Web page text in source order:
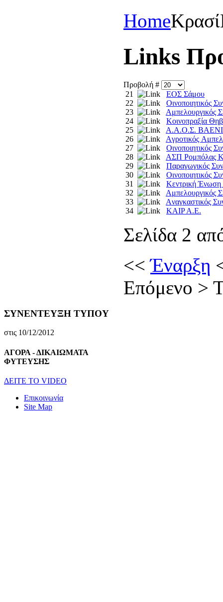
HomeΚρασί
Links
Προβολή #
21
EOΣ Σάμου
22
Oινοποιητικός
23
Aμπελουργικός
24
Koινοπραξία
25
Α.Α.Ο.Σ.
26
Aγροτικός
27
Oινοποιητικός
28
AΣΠ Pομπόλας
29
Παραγωγικός
30
Oινοποιητικός
31
Kεντρική Ένωση
32
Aμπελουργικός
33
Aναγκαστικός
34
KAIP A.E.
Σελίδα 2
<<Έναρξη
Επόμενο >
ΣΥΝΕΝΤΕΥΞΗ ΤΥΠΟΥ
στις 10/12/2012
ΑΓΟΡΑ - ΔΙΚΑΙΩΜΑΤΑ
ΦΥΤΕΥΣΗΣ
ΔEITE TO VIDEO
Επικοινωνία
Site Map